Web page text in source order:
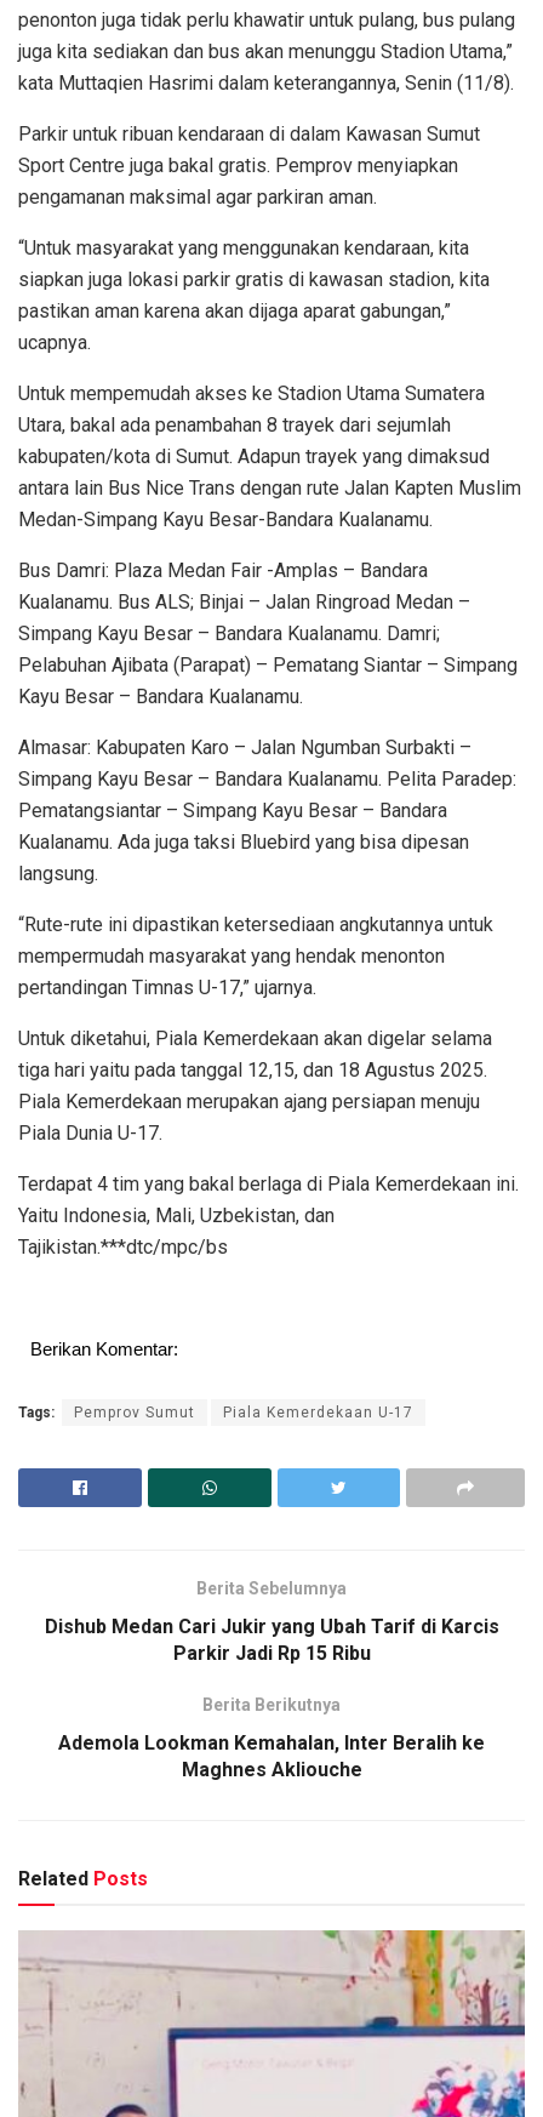
penonton juga tidak perlu khawatir untuk pulang, bus pulang
juga kita sediakan dan bus akan menunggu Stadion Utama,”
kata Muttaqien Hasrimi dalam keterangannya, Senin (11/8).
Parkir untuk ribuan kendaraan di dalam Kawasan Sumut
Sport Centre juga bakal gratis. Pemprov menyiapkan
pengamanan maksimal agar parkiran aman.
“Untuk masyarakat yang menggunakan kendaraan, kita
siapkan juga lokasi parkir gratis di kawasan stadion, kita
pastikan aman karena akan dijaga aparat gabungan,”
ucapnya.
Untuk mempemudah akses ke Stadion Utama Sumatera
Utara, bakal ada penambahan 8 trayek dari sejumlah
kabupaten/kota di Sumut. Adapun trayek yang dimaksud
antara lain Bus Nice Trans dengan rute Jalan Kapten Muslim
Medan-Simpang Kayu Besar-Bandara Kualanamu.
Bus Damri: Plaza Medan Fair -Amplas – Bandara
Kualanamu. Bus ALS; Binjai – Jalan Ringroad Medan –
Simpang Kayu Besar – Bandara Kualanamu. Damri;
Pelabuhan Ajibata (Parapat) – Pematang Siantar – Simpang
Kayu Besar – Bandara Kualanamu.
Almasar: Kabupaten Karo – Jalan Ngumban Surbakti –
Simpang Kayu Besar – Bandara Kualanamu. Pelita Paradep:
Pematangsiantar – Simpang Kayu Besar – Bandara
Kualanamu. Ada juga taksi Bluebird yang bisa dipesan
langsung.
“Rute-rute ini dipastikan ketersediaan angkutannya untuk
mempermudah masyarakat yang hendak menonton
pertandingan Timnas U-17,” ujarnya.
Untuk diketahui, Piala Kemerdekaan akan digelar selama
tiga hari yaitu pada tanggal 12,15, dan 18 Agustus 2025.
Piala Kemerdekaan merupakan ajang persiapan menuju
Piala Dunia U-17.
Terdapat 4 tim yang bakal berlaga di Piala Kemerdekaan ini.
Yaitu Indonesia, Mali, Uzbekistan, dan
Tajikistan.***dtc/mpc/bs
Berikan Komentar:
Tags: Pemprov Sumut Piala Kemerdekaan U-17
Berita Sebelumnya
Dishub Medan Cari Jukir yang Ubah Tarif di Karcis
Parkir Jadi Rp 15 Ribu
Berita Berikutnya
Ademola Lookman Kemahalan, Inter Beralih ke
Maghnes Akliouche
Related Posts